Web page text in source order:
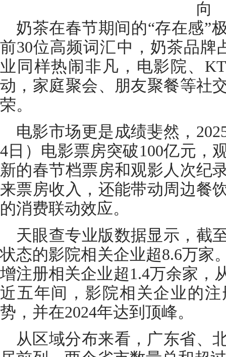
奶茶在春节期间的“存在感”
前30位高频词汇中，奶茶品牌
业同样热闹非凡，电影院、
动，家庭聚会、朋友聚餐等社
荣。
电影市场更是成绩斐然，
4日）电影票房突破100亿元，
新的春节档票房和观影人次纪
来票房收入，还能带动周边餐
的消费联动效应。
天眼查专业版数据显示，截
状态的影院相关企业超8.6万家
增注册相关企业超1.4万余家，
近五年间，影院相关企业的
势，并在2024年达到顶峰。
从区域分布来看，广东省、